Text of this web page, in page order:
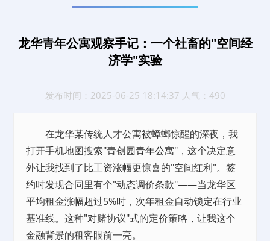
龙华青年公寓观察手记：一个社畜的"空间经
济学"实验
发布时间：2025-06-25 18:14:37 人气：490
在龙华某传统人才公寓被蟑螂惊醒的深夜，我
打开手机地图搜索"青创园青年公寓"，这个决定意
外让我找到了比工资涨幅更惊喜的"空间红利"。签
约时发现合同里有个"动态调价条款"——当龙华区
平均租金涨幅超过5%时，次年租金自动锁定在行业
基准线。这种"对赌协议"式的定价策略，让我这个
金融背景的租客眼前一亮。